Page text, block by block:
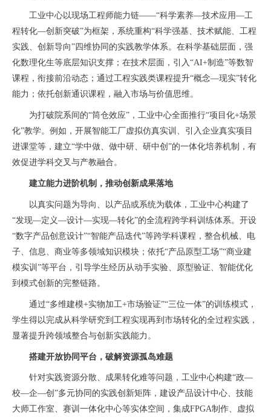
工业中心以现场工程师能力链——“科学素养—技术应用—工
程转化—创新突破”为框架，系统重构“科学强基、技术赋能、工程
实践、创新导向”四维协同的实践教学体系。在科学基础层面，强
化数理化生等底层知识支撑；在技术层面，引入“AI+制造”等数智
课程，衔接前沿动态；通过工程实践类课程提升“概念—现实”转化
能力；依托创新通识课程，融入市场与价值思维。
为打破院系间的“筒仓效应”，工业中心全面推行“项目化+场景
化”教学。例如，开展智能工厂虚拟仿真实训、引入企业真实项目
进课堂等，建立“学中做、做中研、研中创”的一体化培养机制，有
效促进学科交叉与产教融合。
建立能力进阶机制，推动创新成果落地
以真实问题为导向、以产品或系统为载体，工业中心构建了
“发现—定义—设计—实现—转化”的全流程跨学科训练体系。开设
“数字产品创意设计”“智能产品迭代”等跨学科课程，整合机械、电
子、信息、商业等多领域知识模块；依托“产品原型工场”“商业建
模实训”等平台，引导学生经历从动手实验、原型验证、智能优化
到模式创新的完整链路。
通过“多维建模+实物加工+市场验证”“三位一体”的训练模式，
学生得以完成从科学研究到工程实现再到市场转化的全过程实践，
显著提升跨领域整合与创新实践能力。
搭建开放协同平台，破解资源孤岛难题
针对实践资源分散、成果转化难等问题，工业中心构建“政—
校—企—创”多元协同的实践创新矩阵，建设产品设计中心、技能
大师工作室、赛训一体化中心等实体空间，集成FPGA制作、虚拟